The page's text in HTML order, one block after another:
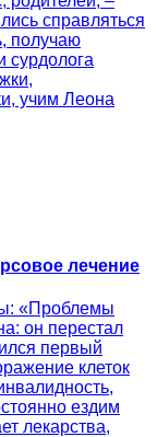
справляться
получаю
сурдолога
учим Леона
лечение
«Проблемы
он перестал
первый
клеток
ездим
лекарства,